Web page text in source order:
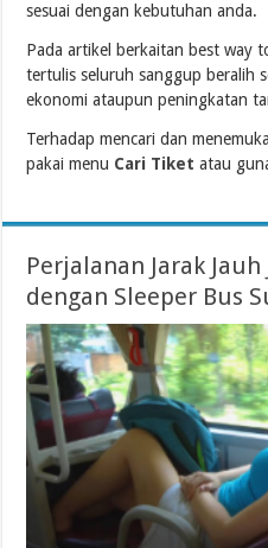
sesuai dengan kebutuhan anda.
Pada artikel berkaitan best way
tertulis seluruh sanggup beralih
ekonomi ataupun peningkatan
Terhadap mencari dan
pakai menu Cari Tiket atau
Perjalanan Jarak
dengan Sleeper Bus